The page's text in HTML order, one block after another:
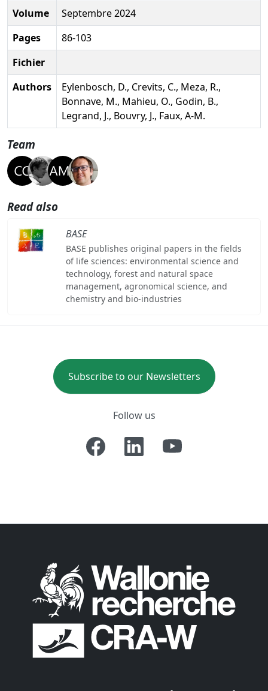
Volume
Septembre 2024
Pages
86-103
Fichier
Authors
Eylenbosch, D., Crevits, C., Meza, R.,
Bonnave, M., Mahieu, O., Godin, B.,
Legrand, J., Bouvry, J., Faux, A-M.
Team
Read also
BASE
BASE publishes original papers in the fields
of life sciences: environmental science and
technology, forest and natural space
management, agronomical science, and
chemistry and bio-industries
Subscribe to our Newsletters
Follow us